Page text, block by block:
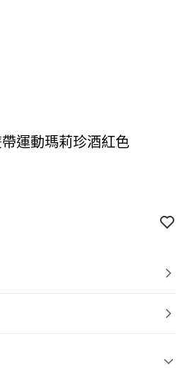
運動瑪莉珍酒紅色